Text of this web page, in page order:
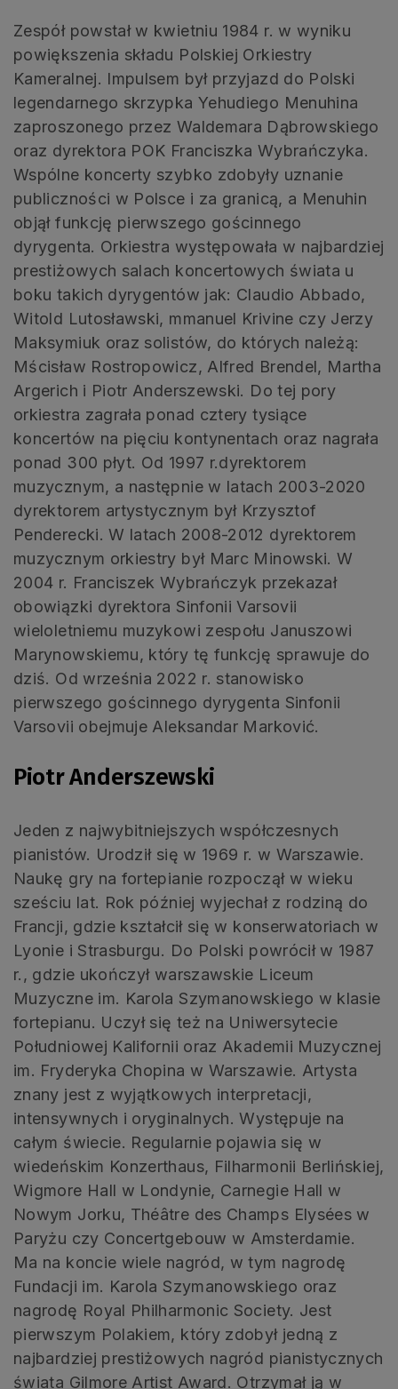
Zespół powstał w kwietniu 1984 r. w wyniku
powiększenia składu Polskiej Orkiestry
Kameralnej. Impulsem był przyjazd do Polski
legendarnego skrzypka Yehudiego Menuhina
zaproszonego przez Waldemara Dąbrowskiego
oraz dyrektora POK Franciszka Wybrańczyka.
Wspólne koncerty szybko zdobyły uznanie
publiczności w Polsce i za granicą, a Menuhin
objął funkcję pierwszego gościnnego
dyrygenta. Orkiestra występowała w najbardziej
prestiżowych salach koncertowych świata u
boku takich dyrygentów jak: Claudio Abbado,
Witold Lutosławski, mmanuel Krivine czy Jerzy
Maksymiuk oraz solistów, do których należą:
Mścisław Rostropowicz, Alfred Brendel, Martha
Argerich i Piotr Anderszewski. Do tej pory
orkiestra zagrała ponad cztery tysiące
koncertów na pięciu kontynentach oraz nagrała
ponad 300 płyt. Od 1997 r.dyrektorem
muzycznym, a następnie w latach 2003-2020
dyrektorem artystycznym był Krzysztof
Penderecki. W latach 2008-2012 dyrektorem
muzycznym orkiestry był Marc Minowski. W
2004 r. Franciszek Wybrańczyk przekazał
obowiązki dyrektora Sinfonii Varsovii
wieloletniemu muzykowi zespołu Januszowi
Marynowskiemu, który tę funkcję sprawuje do
dziś. Od września 2022 r. stanowisko
pierwszego gościnnego dyrygenta Sinfonii
Varsovii obejmuje Aleksandar Marković.
Piotr Anderszewski
Jeden z najwybitniejszych współczesnych
pianistów. Urodził się w 1969 r. w Warszawie.
Naukę gry na fortepianie rozpoczął w wieku
sześciu lat. Rok później wyjechał z rodziną do
Francji, gdzie kształcił się w konserwatoriach w
Lyonie i Strasburgu. Do Polski powrócił w 1987
r., gdzie ukończył warszawskie Liceum
Muzyczne im. Karola Szymanowskiego w klasie
fortepianu. Uczył się też na Uniwersytecie
Południowej Kalifornii oraz Akademii Muzycznej
im. Fryderyka Chopina w Warszawie. Artysta
znany jest z wyjątkowych interpretacji,
intensywnych i oryginalnych. Występuje na
całym świecie. Regularnie pojawia się w
wiedeńskim Konzerthaus, Filharmonii Berlińskiej,
Wigmore Hall w Londynie, Carnegie Hall w
Nowym Jorku, Théâtre des Champs Elysées w
Paryżu czy Concertgebouw w Amsterdamie.
Ma na koncie wiele nagród, w tym nagrodę
Fundacji im. Karola Szymanowskiego oraz
nagrodę Royal Philharmonic Society. Jest
pierwszym Polakiem, który zdobył jedną z
najbardziej prestiżowych nagród pianistycznych
świata Gilmore Artist Award. Otrzymał ją w